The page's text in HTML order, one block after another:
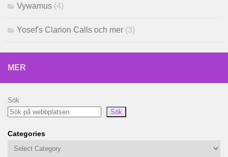
Vywamus (4)
Yosef's Clarion Calls och mer (3)
MER
Sök
Sök
Categories